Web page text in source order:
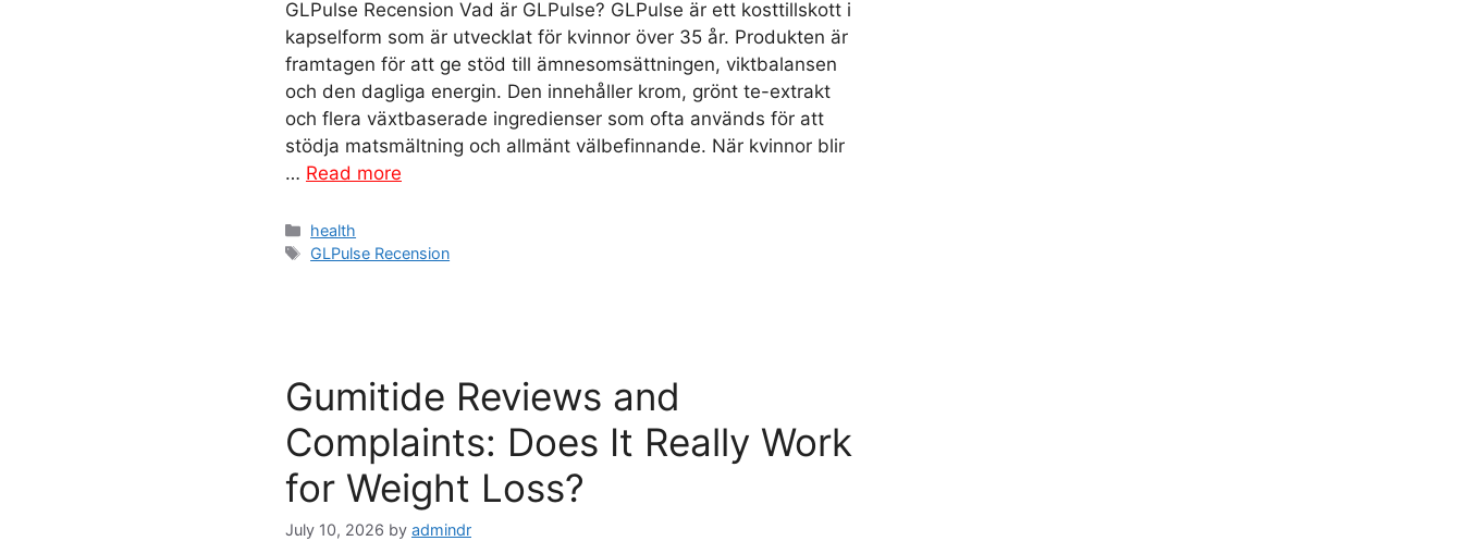
GLPulse Recension Vad är GLPulse? GLPulse är ett kosttillskott i
kapselform som är utvecklat för kvinnor över 35 år. Produkten är
framtagen för att ge stöd till ämnesomsättningen, viktbalansen
och den dagliga energin. Den innehåller krom, grönt te-extrakt
och flera växtbaserade ingredienser som ofta används för att
stödja matsmältning och allmänt välbefinnande. När kvinnor blir
… Read more
Categories
health
Tags
GLPulse Recension
Gumitide Reviews and
Complaints: Does It Really Work
for Weight Loss?
July 10, 2026 by admindr